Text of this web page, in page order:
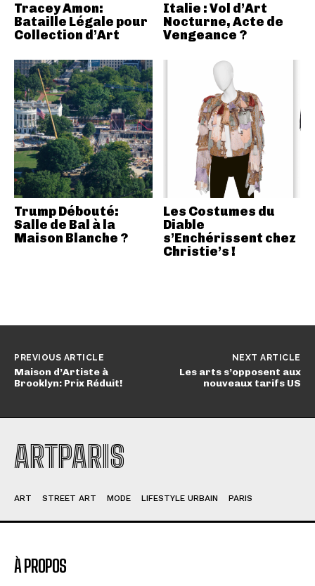
Tracey Amon:
Bataille Légale pour
Collection d’Art
Italie : Vol d’Art
Nocturne, Acte de
Vengeance ?
Trump Débouté:
Salle de Bal à la
Maison Blanche ?
Les Costumes du
Diable
s’Enchérissent chez
Christie’s !
PREVIOUS ARTICLE
Maison d’Artiste à
Brooklyn: Prix Réduit!
NEXT ARTICLE
Les arts s’opposent aux
nouveaux tarifs US
ARTPARIS
ART STREET ART MODE LIFESTYLE URBAIN PARIS
À PROPOS